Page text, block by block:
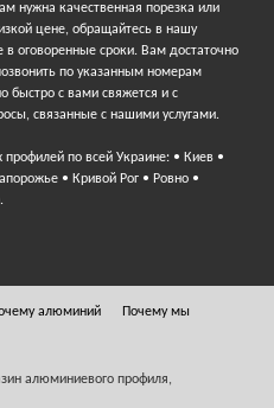
нужна качественная порезка или
цене, обращайтесь в нашу
оговоренные сроки. Вам достаточно
по указанным номерам
с вами свяжется и с
связанные с нашими услугами.
по всей Украине: • Киев •
• Кривой Рог • Ровно •
алюминий Почему мы
алюминиевого профиля,